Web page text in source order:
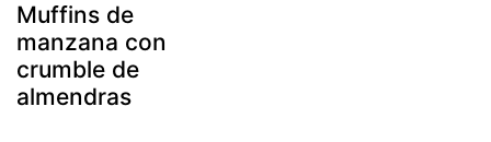
Muffins de
manzana con
crumble de
almendras